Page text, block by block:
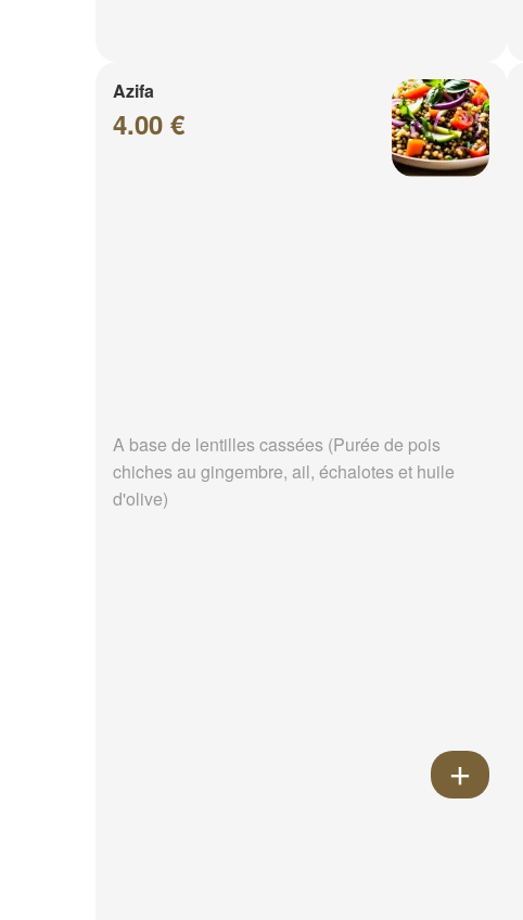
Azifa
4.00 €
A base de lentilles cassées (Purée de pois
chiches au gingembre, ail, échalotes et huile
d'olive)